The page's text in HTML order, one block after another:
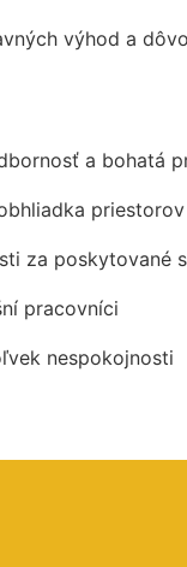
výhod a
a bohatá
priestorov
za poskytované
pracovníci
nespokojnosti